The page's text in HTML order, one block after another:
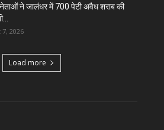
ने जालंधर में 700 पेटी अवैध शराब की
2026
Load more